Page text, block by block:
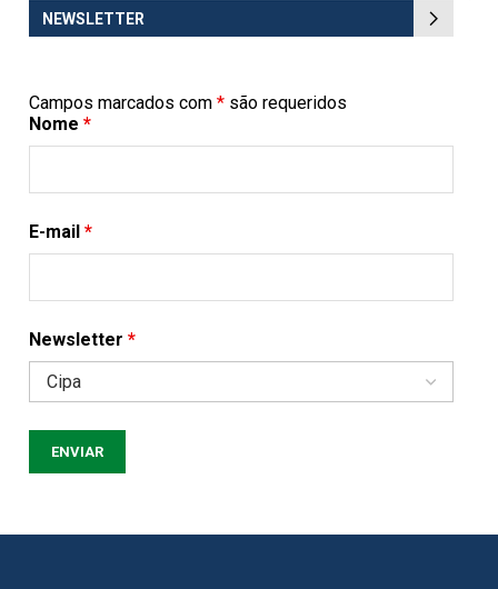
NEWSLETTER
Campos marcados com * são requeridos
Nome *
E-mail *
Newsletter *